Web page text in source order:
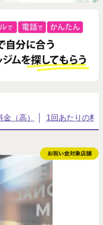
大阪府
関東（東京以外）
10キロ以上痩せたい